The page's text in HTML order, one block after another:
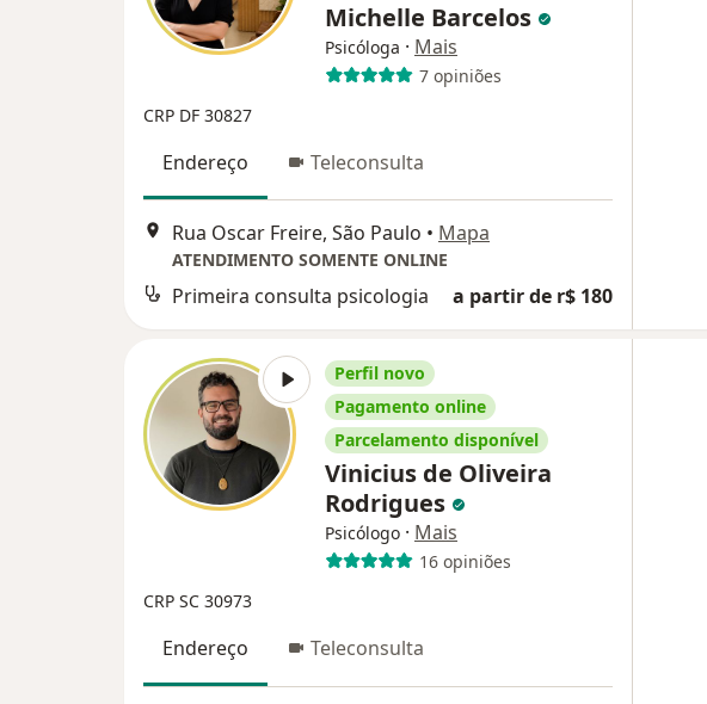
Michelle Barcelos
Psicóloga · Mais
7 opiniões
CRP DF 30827
Endereço Teleconsulta
Rua Oscar Freire, São Paulo • Mapa
ATENDIMENTO SOMENTE ONLINE
Primeira consulta psicologia a partir de r$ 180
Perfil novo
Pagamento online
Parcelamento disponível
Vinicius de Oliveira
Rodrigues
Psicólogo · Mais
16 opiniões
CRP SC 30973
Endereço Teleconsulta